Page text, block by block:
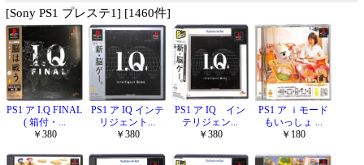
[Sony PS1 プレステ1] [1460件]
PS1 ア I.Q FINAL
( 箱付・...
￥380
PS1 ア IQ インテ
リジェント...
￥380
PS1 ア IQ イン
テリジェン...
￥380
PS1 ア ｉモード
もいっしょ ...
￥180